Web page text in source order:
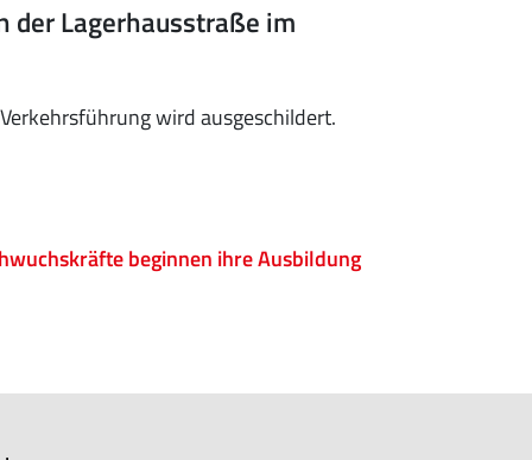
der Lagerhausstraße im
wird ausgeschildert.
beginnen ihre Ausbildung